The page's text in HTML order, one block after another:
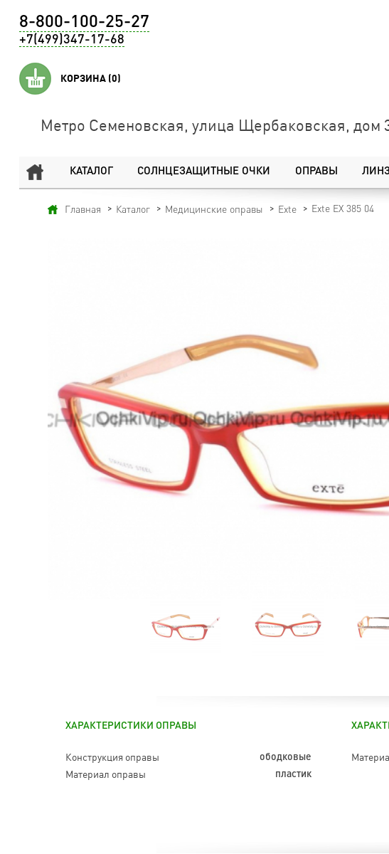
8-800-100-25-27
+7(499)347-17-68
КОРЗИНА (0)
Метро Семеновская, улица Щербаковская, дом
КАТАЛОГ СОЛНЦЕЗАЩИТНЫЕ ОЧКИ ОПРАВЫ
Главная Каталог Медицинские оправы Exte Exte EX 385 04
ХАРАКТЕРИСТИКИ ОПРАВЫ
Конструкция оправы ободковые
Материал оправы пластик